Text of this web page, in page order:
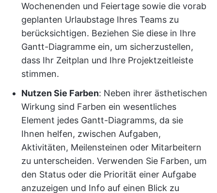
Wochenenden und Feiertage sowie die vorab
geplanten Urlaubstage Ihres Teams zu
berücksichtigen. Beziehen Sie diese in Ihre
Gantt-Diagramme ein, um sicherzustellen,
dass Ihr Zeitplan und Ihre Projektzeitleiste
stimmen.
Nutzen Sie Farben: Neben ihrer ästhetischen
Wirkung sind Farben ein wesentliches
Element jedes Gantt-Diagramms, da sie
Ihnen helfen, zwischen Aufgaben,
Aktivitäten, Meilensteinen oder Mitarbeitern
zu unterscheiden. Verwenden Sie Farben, um
den Status oder die Priorität einer Aufgabe
anzuzeigen und Info auf einen Blick zu